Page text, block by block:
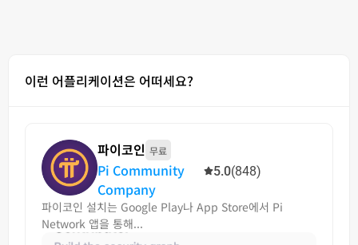
이런 어플리케이션은 어떠세요?
파이코인 무료
Pi Community
Company
5.0(848)
파이코인 설치는 Google Play나 App Store에서 Pi
Network 앱을 통해...